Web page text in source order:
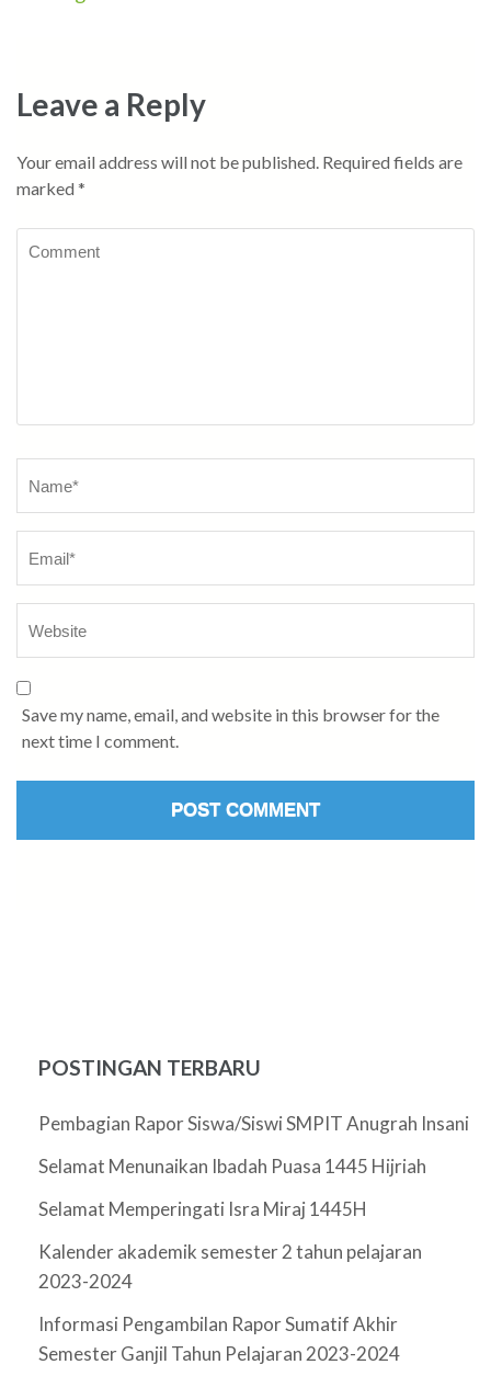
Leave a Reply
Your email address will not be published. Required fields are
marked *
Save my name, email, and website in this browser for the
next time I comment.
POSTINGAN TERBARU
Pembagian Rapor Siswa/Siswi SMPIT Anugrah Insani
Selamat Menunaikan Ibadah Puasa 1445 Hijriah
Selamat Memperingati Isra Miraj 1445H
Kalender akademik semester 2 tahun pelajaran
2023-2024
Informasi Pengambilan Rapor Sumatif Akhir
Semester Ganjil Tahun Pelajaran 2023-2024